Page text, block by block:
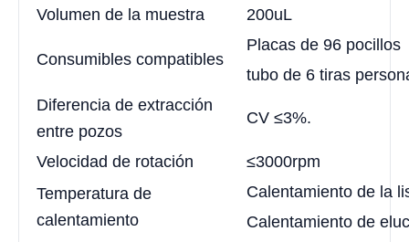
Volumen de la muestra
200uL
Consumibles compatibles
Placas de 96 pocillos
tubo de 6 tiras
Diferencia de extracción
entre pozos
CV ≤3%.
Velocidad de rotación
≤3000rpm
Temperatura de
calentamiento
Calentamiento de la
Calentamiento de